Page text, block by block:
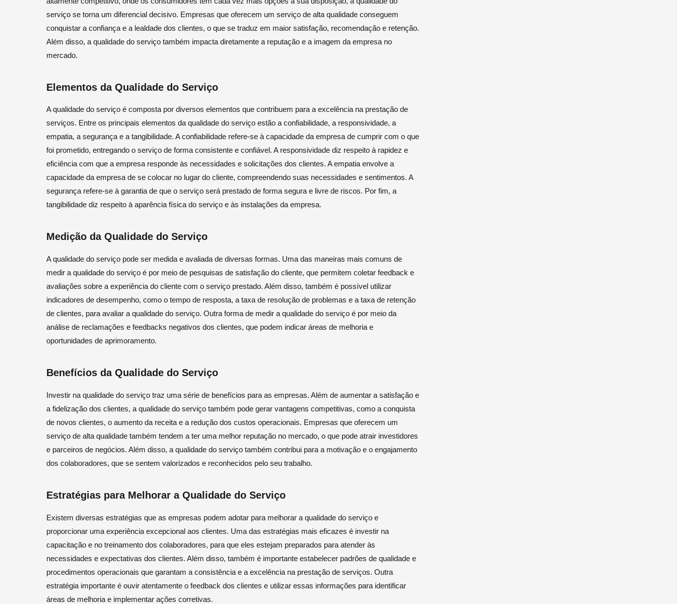
serviço se torna um diferencial decisivo. Empresas que oferecem um serviço de alta qualidade conseguem
conquistar a confiança e a lealdade dos clientes, o que se traduz em maior satisfação, recomendação e retenção.
Além disso, a qualidade do serviço também impacta diretamente a reputação e a imagem da empresa no
mercado.
Elementos da Qualidade do Serviço
A qualidade do serviço é composta por diversos elementos que contribuem para a excelência na prestação de
serviços. Entre os principais elementos da qualidade do serviço estão a confiabilidade, a responsividade, a
empatia, a segurança e a tangibilidade. A confiabilidade refere-se à capacidade da empresa de cumprir com o que
foi prometido, entregando o serviço de forma consistente e confiável. A responsividade diz respeito à rapidez e
eficiência com que a empresa responde às necessidades e solicitações dos clientes. A empatia envolve a
capacidade da empresa de se colocar no lugar do cliente, compreendendo suas necessidades e sentimentos. A
segurança refere-se à garantia de que o serviço será prestado de forma segura e livre de riscos. Por fim, a
tangibilidade diz respeito à aparência física do serviço e às instalações da empresa.
Medição da Qualidade do Serviço
A qualidade do serviço pode ser medida e avaliada de diversas formas. Uma das maneiras mais comuns de
medir a qualidade do serviço é por meio de pesquisas de satisfação do cliente, que permitem coletar feedback e
avaliações sobre a experiência do cliente com o serviço prestado. Além disso, também é possível utilizar
indicadores de desempenho, como o tempo de resposta, a taxa de resolução de problemas e a taxa de retenção
de clientes, para avaliar a qualidade do serviço. Outra forma de medir a qualidade do serviço é por meio da
análise de reclamações e feedbacks negativos dos clientes, que podem indicar áreas de melhoria e
oportunidades de aprimoramento.
Benefícios da Qualidade do Serviço
Investir na qualidade do serviço traz uma série de benefícios para as empresas. Além de aumentar a satisfação e
a fidelização dos clientes, a qualidade do serviço também pode gerar vantagens competitivas, como a conquista
de novos clientes, o aumento da receita e a redução dos custos operacionais. Empresas que oferecem um
serviço de alta qualidade também tendem a ter uma melhor reputação no mercado, o que pode atrair investidores
e parceiros de negócios. Além disso, a qualidade do serviço também contribui para a motivação e o engajamento
dos colaboradores, que se sentem valorizados e reconhecidos pelo seu trabalho.
Estratégias para Melhorar a Qualidade do Serviço
Existem diversas estratégias que as empresas podem adotar para melhorar a qualidade do serviço e
proporcionar uma experiência excepcional aos clientes. Uma das estratégias mais eficazes é investir na
capacitação e no treinamento dos colaboradores, para que eles estejam preparados para atender às
necessidades e expectativas dos clientes. Além disso, também é importante estabelecer padrões de qualidade e
procedimentos operacionais que garantam a consistência e a excelência na prestação de serviços. Outra
estratégia importante é ouvir atentamente o feedback dos clientes e utilizar essas informações para identificar
áreas de melhoria e implementar ações corretivas.